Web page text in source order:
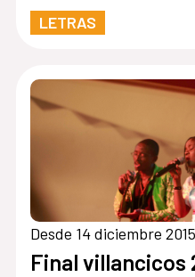
LETRAS
Desde 14 diciembre
Final villancicos